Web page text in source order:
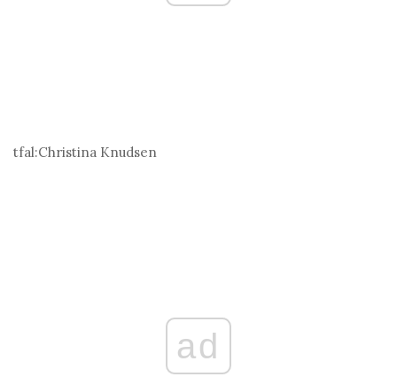
tfal:Christina Knudsen
ad